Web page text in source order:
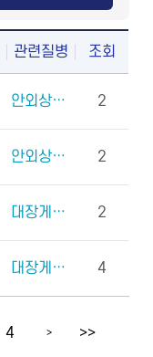
관련질병 조회
안외상(천공 외상) 2
안외상(각막화상) 2
대장게실증 2
대장게실증 4
4 > >>